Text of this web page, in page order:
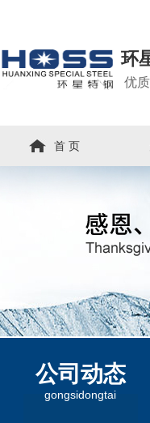
环
优
首 页
公司动态
gongsidongtai